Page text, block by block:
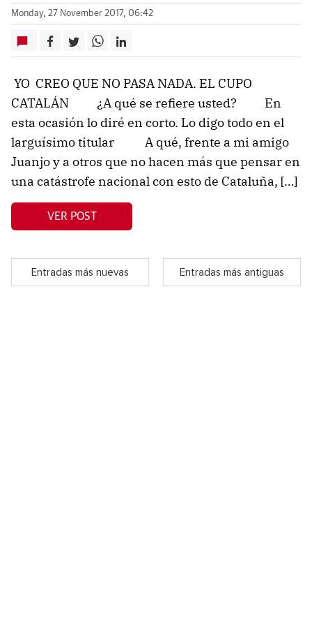
Monday, 27 November 2017, 06:42
YO CREO QUE NO PASA NADA. EL CUPO
CATALÁN ¿A qué se refiere usted? En
esta ocasión lo diré en corto. Lo digo todo en el
larguísimo titular A qué, frente a mi amigo
Juanjo y a otros que no hacen más que pensar en
una catástrofe nacional con esto de Cataluña, […]
VER POST
Entradas más nuevas Entradas más antiguas